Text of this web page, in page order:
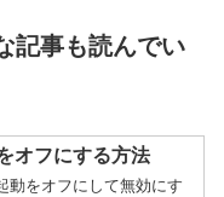
記事も読んでい
オフにする方法
動をオフにして無効にす